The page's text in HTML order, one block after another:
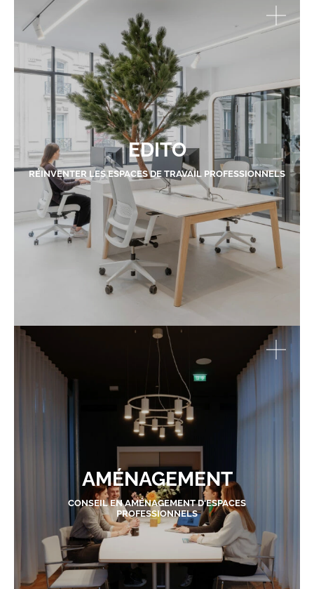
EDITO
RÉINVENTER LES ESPACES DE TRAVAIL PROFESSIONNELS
AMÉNAGEMENT
CONSEIL EN AMÉNAGEMENT D'ESPACES
PROFESSIONNELS